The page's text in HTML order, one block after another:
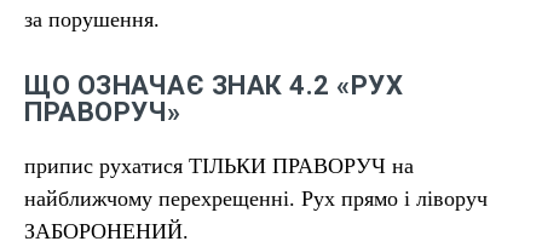
за порушення.
ЩО ОЗНАЧАЄ ЗНАК 4.2 «РУХ
ПРАВОРУЧ»
припис рухатися ТІЛЬКИ ПРАВОРУЧ на
найближчому перехрещенні. Рух прямо і ліворуч
ЗАБОРОНЕНИЙ.